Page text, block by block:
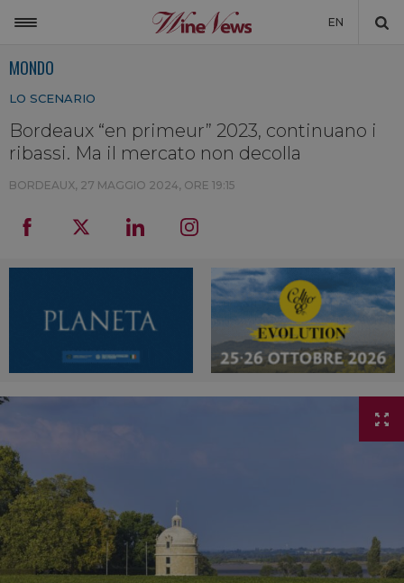
EN
NON SOLO VINO
WINENEWS TV
MONDO
LO SCENARIO
Bordeaux “en primeur” 2023, continuano i
ribassi. Ma il mercato non decolla
BORDEAUX, 27 MAGGIO 2024, ORE 19:15